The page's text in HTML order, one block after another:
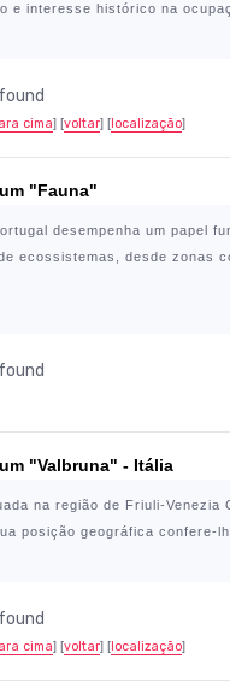
e interesse histórico na
cima] [voltar] [localização]
"Fauna"
desempenha um papel
ecossistemas, desde zonas
"Valbruna" - Itália
na região de Friuli-
posição geográfica confere-
cima] [voltar] [localização]